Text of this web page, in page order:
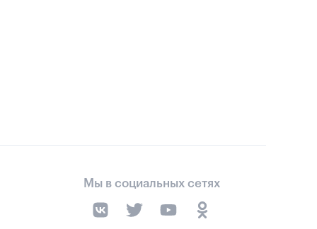
Мы в социальных сетях